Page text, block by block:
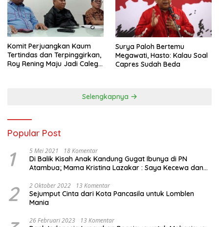
Komit Perjuangkan Kaum
Tertindas dan Terpinggirkan,
Roy Rening Maju Jadi Caleg
Surya Paloh Bertemu
Megawati, Hasto: Kalau Soal
Capres Sudah Beda
Selengkapnya
Popular Post
1 5 Mei 2021 18 Komentar
Di Balik Kisah Anak Kandung Gugat Ibunya di PN
Atambua; Mama Kristina Lazakar : Saya Kecewa dan
2 2 Oktober 2022 13 Komentar
Sejumput Cinta dari Kota Pancasila untuk Lomblen
Mania
26 Februari 2023 13 Komentar